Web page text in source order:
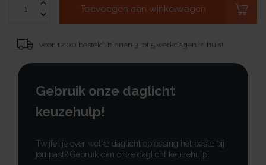
Toevoegen aan winkelwagen
Voor 12:00 besteld, binnen 3 tot 5 werkdagen in huis!
Gebruik onze daglicht
keuzehulp!
Twijfel je over welke daglicht oplossing het beste bij
jou past? Gebruik dan onze daglicht keuzehulp!